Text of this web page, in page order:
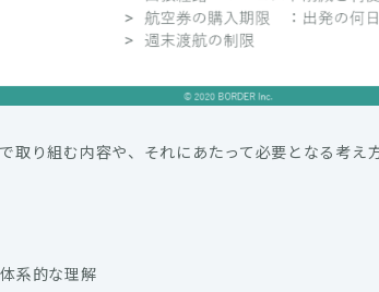
取り組む内容や、それにあたって必要となる考え
系的な理解